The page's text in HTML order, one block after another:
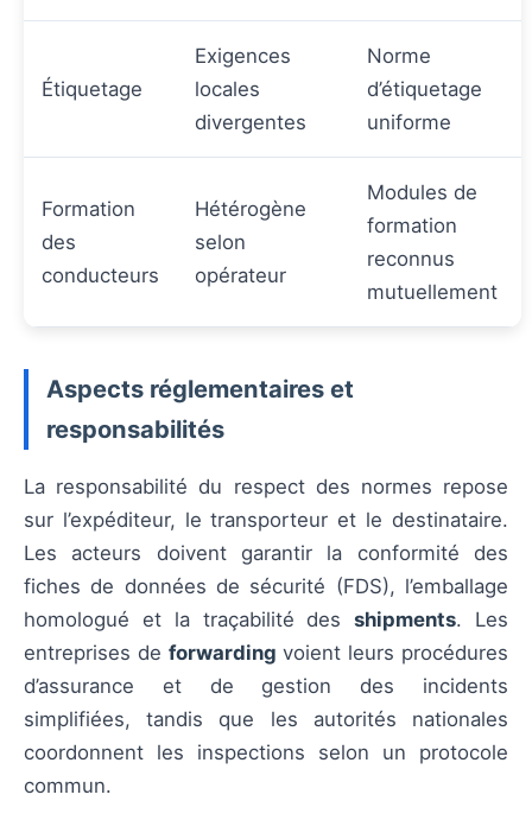
Étiquetage
Exigences
locales
divergentes
Norme
d’étiquetage
uniforme
Formation
des
conducteurs
Hétérogène
selon
opérateur
Modules de
formation
reconnus
mutuellement
Aspects réglementaires et
responsabilités
La responsabilité du respect des normes repose
sur l’expéditeur, le transporteur et le destinataire.
Les acteurs doivent garantir la conformité des
fiches de données de sécurité (FDS), l’emballage
homologué et la traçabilité desshipments. Les
entreprises de forwarding voient leurs procédures
d’assurance et de gestion des incidents
simplifiées, tandis que les autorités nationales
coordonnent les inspections selon un protocole
commun.